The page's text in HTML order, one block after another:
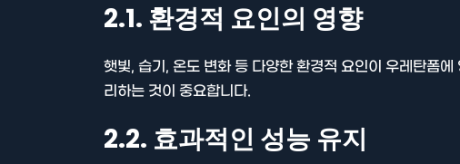
2.1. 환경적 요인의 영향
햇빛, 습기, 온도 변화 등 다양한 환경적 요인이 우레탄폼
리하는 것이 중요합니다.
2.2. 효과적인 성능 유지